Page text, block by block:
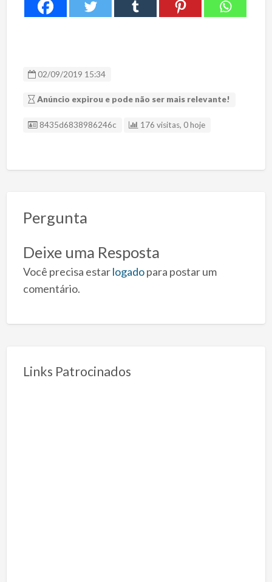
02/09/2019 15:34
Anúncio expirou e pode não ser mais relevante!
ID Anúncio
8435d6838986246c 176 visitas, 0 hoje
Pergunta
Deixe uma Resposta
Você precisa estarlogadopara postar um
comentário.
Links Patrocinados